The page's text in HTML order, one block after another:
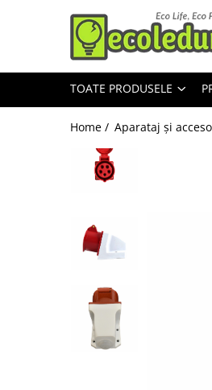
Toate Produsele
Surse de iluminat
Surse de iluminat
Bec Color led
Becuri & lampi led cu fasung
Modul Led pentru aplica
Tub Neon Fluorescent (Clasic)
Tub Neon LED
TOATE PRODUSELE
Home / Aparataj şi